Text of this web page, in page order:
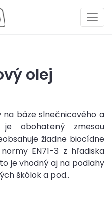
olej
báze slnečnicového a
obohatený zmesou
žiadne biocídne
EN71-3 z hľadiska
je vhodný aj na podlahy
škôlok a pod..